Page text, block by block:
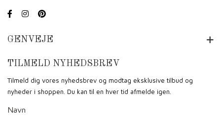
GENVEJE
TILMELD NYHEDSBREV
Tilmeld dig vores nyhedsbrev og modtag eksklusive tilbud og
nyheder i shoppen. Du kan til en hver tid afmelde igen.